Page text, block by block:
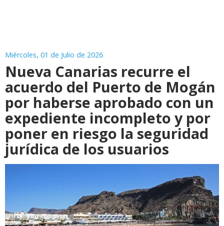
Miércoles, 01 de Julio de 2026
Nueva Canarias recurre el
acuerdo del Puerto de Mogán
por haberse aprobado con un
expediente incompleto y por
poner en riesgo la seguridad
jurídica de los usuarios